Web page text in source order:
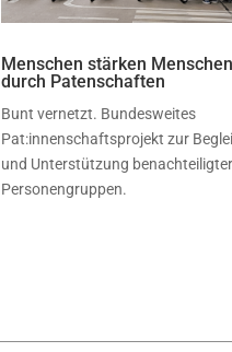
Menschen stärken Menschen
durch Patenschaften
Bunt vernetzt. Bundesweites
Pat:innenschaftsprojekt zur
und Unterstützung benachteiligter
Personengruppen.